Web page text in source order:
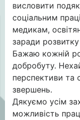
висловити
соціальним
медикам,
заради
Бажаю кожній
добробуту.
перспективи та
звершень.
Дякуємо усім
можливість